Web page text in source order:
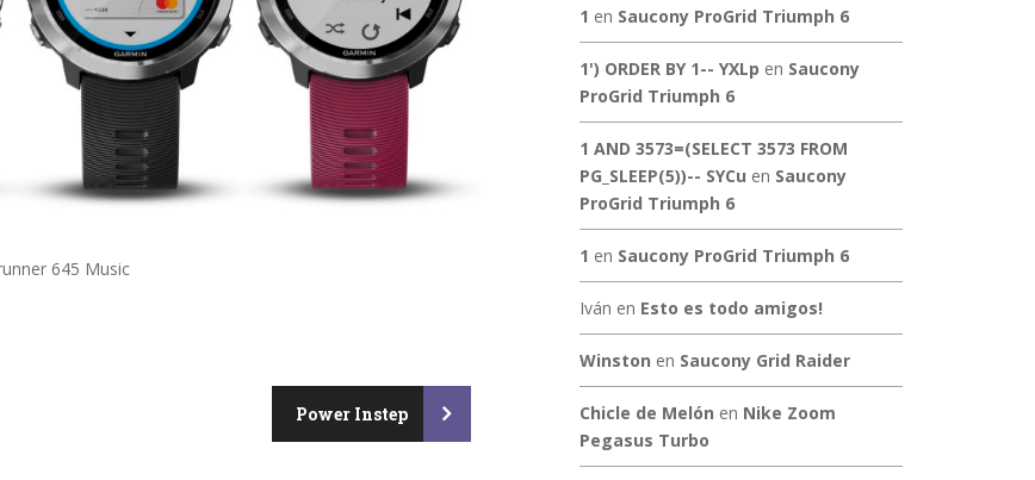
645 Music
Power Instep
1 en Saucony ProGrid Triumph 6
1') ORDER BY 1-- YXLp en Saucony
ProGrid Triumph 6
1 AND 3573=(SELECT 3573 FROM
PG_SLEEP(5))-- SYCu en Saucony
ProGrid Triumph 6
1 en Saucony ProGrid Triumph 6
Iván en Esto es todo amigos!
Winston en Saucony Grid Raider
Chicle de Melón en Nike Zoom
Pegasus Turbo